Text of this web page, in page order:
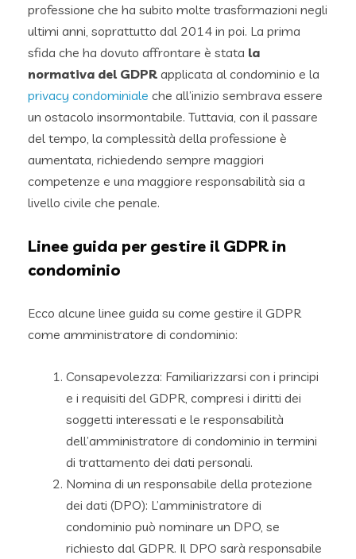
professione che ha subito molte trasformazioni negli
ultimi anni, soprattutto dal 2014 in poi. La prima
sfida che ha dovuto affrontare è stata la
normativa del GDPR applicata al condominio e la
privacy condominiale che all’inizio sembrava essere
un ostacolo insormontabile. Tuttavia, con il passare
del tempo, la complessità della professione è
aumentata, richiedendo sempre maggiori
competenze e una maggiore responsabilità sia a
livello civile che penale.
Linee guida per gestire il GDPR in
condominio
Ecco alcune linee guida su come gestire il GDPR
come amministratore di condominio:
Consapevolezza: Familiarizzarsi con i principi
e i requisiti del GDPR, compresi i diritti dei
soggetti interessati e le responsabilità
dell’amministratore di condominio in termini
di trattamento dei dati personali.
Nomina di un responsabile della protezione
dei dati (DPO): L’amministratore di
condominio può nominare un DPO, se
richiesto dal GDPR. Il DPO sarà responsabile